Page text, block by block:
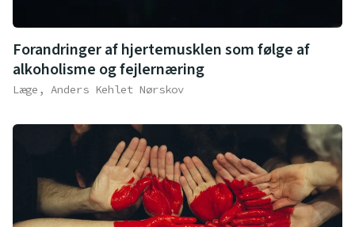
Forandringer af hjertemusklen som følge af
alkoholisme og fejlernæring
Læge, Anders Kehlet Nørskov